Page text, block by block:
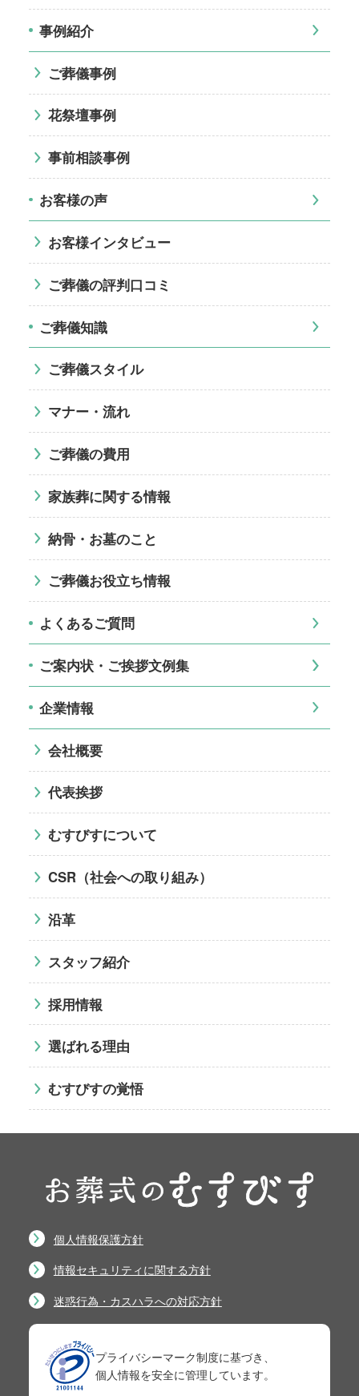
事例紹介
ご葬儀事例
花祭壇事例
事前相談事例
お客様の声
お客様インタビュー
ご葬儀の評判口コミ
ご葬儀知識
ご葬儀スタイル
マナー・流れ
ご葬儀の費用
家族葬に関する情報
納骨・お墓のこと
ご葬儀お役立ち情報
よくあるご質問
ご案内状・ご挨拶文例集
企業情報
会社概要
代表挨拶
むすびすについて
CSR（社会への取り組み）
沿革
スタッフ紹介
採用情報
選ばれる理由
むすびすの覚悟
個人情報保護方針
情報セキュリティに関する方針
迷惑行為・カスハラへの対応方針
プライバシーマーク制度に基づき、
個人情報を安全に管理しています。